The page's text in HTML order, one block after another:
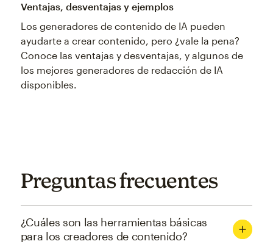
Ventajas, desventajas y ejemplos
Los generadores de contenido de IA pueden
ayudarte a crear contenido, pero ¿vale la pena?
Conoce las ventajas y desventajas, y algunos de
los mejores generadores de redacción de IA
disponibles.
Preguntas frecuentes
¿Cuáles son las herramientas básicas
para los creadores de contenido?